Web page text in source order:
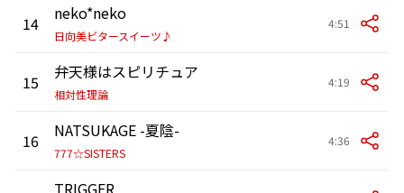
14 neko*neko
日向美ビタースイーツ♪
4:51
15 弁天様はスピリチュア
相対性理論
4:19
16 NATSUKAGE -夏陰-
777☆SISTERS
4:36
TRIGGER